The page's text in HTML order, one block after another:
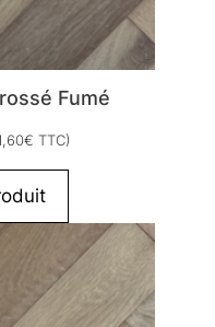
Fumé
€ TTC)